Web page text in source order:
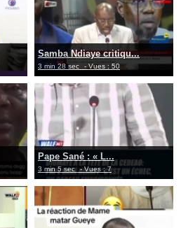
Samba Ndiaye critiqu...
3 min 28 sec - Vues : 50
Pape Sané : « L...
3 min 5 sec - Vues : 7